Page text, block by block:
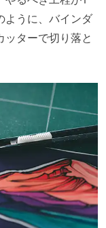
ように、バインダ
ターで切り落と